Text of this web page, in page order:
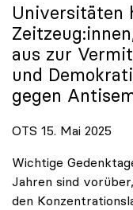
Universitäten
aus zur
und
gegen
OTS 15. Mai 2025
Wichtige
Jahren sind
den